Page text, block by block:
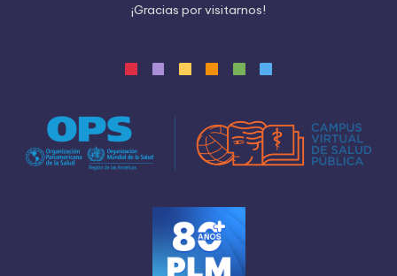
¡Gracias porvisitarnos!